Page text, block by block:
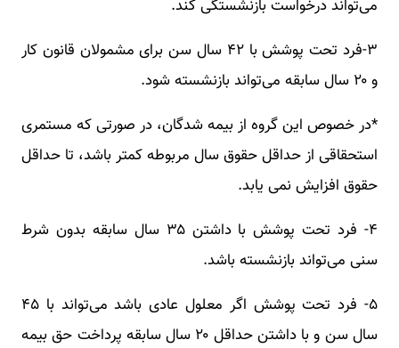
می‌تواند درخواست بازنشستگی کند.
۳-فرد تحت پوشش با ۴۲ سال سن برای مشمولان قانون کار
و ۲۰ سال سابقه می‌تواند بازنشسته شود.
*در خصوص این گروه از بیمه شدگان، در صورتی که مستمری
استحقاقی از حداقل حقوق سال مربوطه کمتر باشد، تا حداقل
حقوق افزایش نمی یابد.
۴- فرد تحت پوشش با داشتن ۳۵ سال سابقه بدون شرط
سنی می‌تواند بازنشسته باشد.
۵- فرد تحت پوشش اگر معلول عادی باشد می‌تواند با ۴۵
سال سن و با داشتن حداقل ۲۰ سال سابقه پرداخت حق بیمه